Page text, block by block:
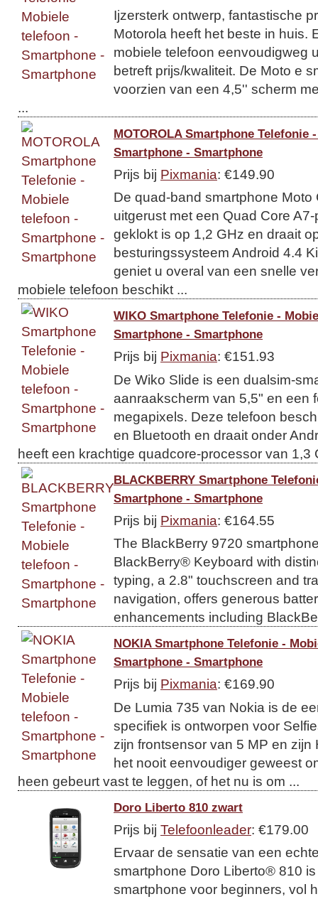
Ijzersterk ontwerp, fantastische
Motorola heeft het beste in huis.
mobiele telefoon eenvoudigweg
betreft prijs/kwaliteit. De Moto e
voorzien van een 4,5'' scherm
...
MOTOROLA Smartphone Telefonie
Smartphone - Smartphone
Prijs bij Pixmania: €149.90
De quad-band smartphone Moto
uitgerust met een Quad Core
geklokt is op 1,2 GHz en draait
besturingssysteem Android 4.4
geniet u overal van een snelle
mobiele telefoon beschikt ...
WIKO Smartphone Telefonie -
Smartphone - Smartphone
Prijs bij Pixmania: €151.93
De Wiko Slide is een dualsim-
aanraakscherm van 5,5" en een
megapixels. Deze telefoon
en Bluetooth en draait onder
heeft een krachtige quadcore-processor van 1,3
BLACKBERRY Smartphone
Smartphone - Smartphone
Prijs bij Pixmania: €164.55
The BlackBerry 9720
BlackBerry® Keyboard with
typing, a 2.8" touchscreen and
navigation, offers generous
enhancements including
NOKIA Smartphone Telefonie -
Smartphone - Smartphone
Prijs bij Pixmania: €169.90
De Lumia 735 van Nokia is de
specifiek is ontworpen voor
zijn frontsensor van 5 MP en zijn
het nooit eenvoudiger geweest
heen gebeurt vast te leggen, of het nu is om ...
Doro Liberto 810 zwart
Prijs bij Telefoonleader: €179.00
Ervaar de sensatie van een
smartphone Doro Liberto® 810
smartphone voor beginners, vol